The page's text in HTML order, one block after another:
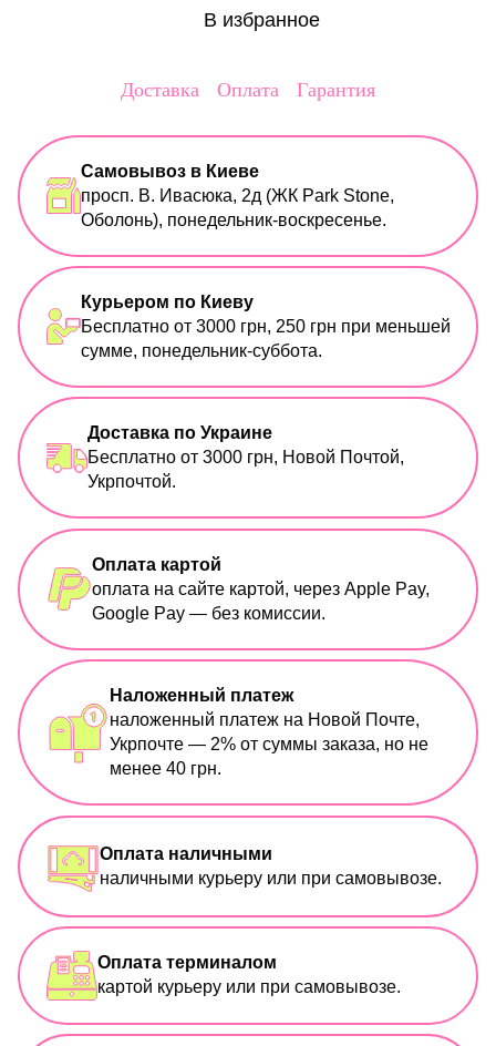
В избранное
Доставка Оплата Гарантия
Самовывоз в Киеве
просп. В. Ивасюка, 2д (ЖК Park Stone,
Оболонь), понедельник-воскресенье.
Курьером по Киеву
Бесплатно от 3000 грн, 250 грн при меньшей
сумме, понедельник-суббота.
Доставка по Украине
Бесплатно от 3000 грн, Новой Почтой,
Укрпочтой.
Оплата картой
оплата на сайте картой, через Apple Pay,
Google Pay — без комиссии.
Наложенный платеж
наложенный платеж на Новой Почте,
Укрпочте — 2% от суммы заказа, но не
менее 40 грн.
Оплата наличными
наличными курьеру или при самовывозе.
Оплата терминалом
картой курьеру или при самовывозе.